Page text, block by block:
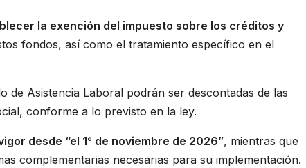
la exención del impuesto sobre los créditos y
fondos, así como el tratamiento específico en el
Asistencia Laboral podrán ser descontadas de las
conforme a lo previsto en la ley.
desde “el 1° de noviembre de 2026”, mientras que
complementarias necesarias para su implementación.